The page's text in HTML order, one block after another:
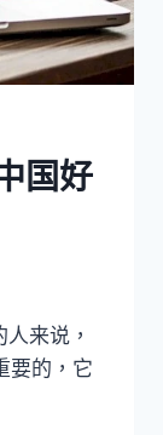
国好
来说，
要的，它